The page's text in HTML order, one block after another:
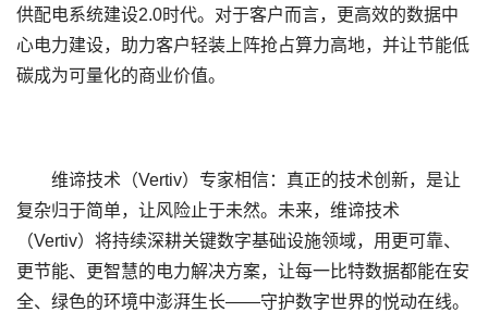
供配电系统建设2.0时代。对于客户而言，更高效的数据中
心电力建设，助力客户轻装上阵抢占算力高地，并让节能低
碳成为可量化的商业价值。
维谛技术（Vertiv）专家相信：真正的技术创新，是让
复杂归于简单，让风险止于未然。未来，维谛技术
（Vertiv）将持续深耕关键数字基础设施领域，用更可靠、
更节能、更智慧的电力解决方案，让每一比特数据都能在安
全、绿色的环境中澎湃生长——守护数字世界的悦动在线。